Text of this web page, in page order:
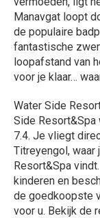
Manavgat loopt
de populaire
fantastische
loopafstand van
voor je klaar…
Water Side
Side
7.4. Je vliegt
Titreyengol, waar
Resort&Spa
kinderen en
de goedkoopste
voor u. Bekijk de